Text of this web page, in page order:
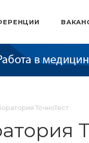
ТочноТест